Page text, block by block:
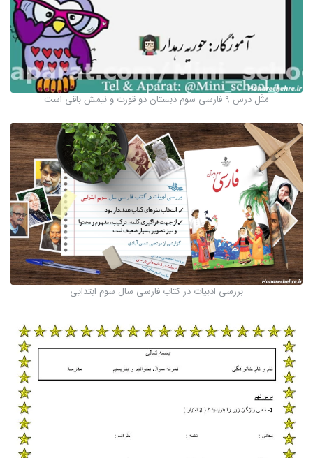
مَثَل درس ۹ فارسی سوم دبستان دو قورت و نیمش باقی است
بررسی ادبیات در کتاب فارسی سال سوم ابتدایی